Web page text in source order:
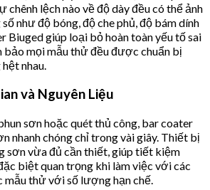
chênh lệch nào về độ dày đều có thể ảnh
như độ bóng, độ che phủ, độ bám dính
Biuged giúp loại bỏ hoàn toàn yếu tố sai
bảo mọi mẫu thử đều được chuẩn bị
nhau.
và Nguyên Liệu
sơn hoặc quét thủ công, bar coater
nhanh chóng chỉ trong vài giây. Thiết bị
sơn vừa đủ cần thiết, giúp tiết kiệm
biệt quan trọng khi làm việc với các
thử với số lượng hạn chế.